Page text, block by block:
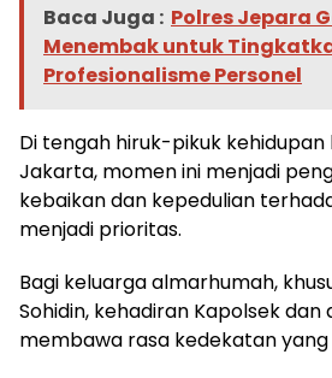
Baca Juga : Polres Jepara
Menembak untuk
Profesionalisme Personel
Di tengah hiruk-pikuk
Jakarta, momen ini menjadi
kebaikan dan kepedulian
menjadi prioritas.
Bagi keluarga almarhumah,
Sohidin, kehadiran Kapolsek
membawa rasa kedekatan